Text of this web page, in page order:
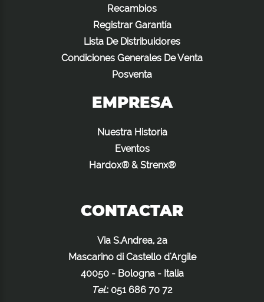
Recambios
Registrar Garantía
Lista De Distribuidores
Condiciones Generales De Venta
Posventa
EMPRESA
Nuestra Historia
Eventos
Hardox® & Strenx®
CONTACTAR
Via S.Andrea, 2a
Mascarino di Castello d'Argile
40050 - Bologna - Italia
Tel.: 051 686 70 72